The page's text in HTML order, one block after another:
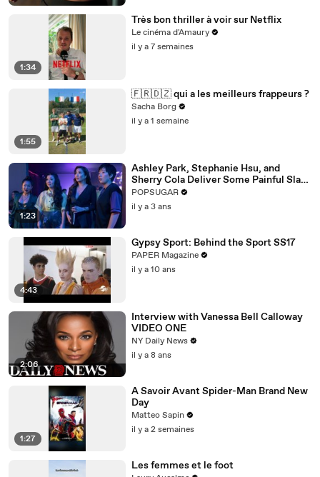
1:34
Très bon thriller à voir sur Netflix
Le cinéma d'Amaury
il y a 7 semaines
1:55
🇫🇷🇩🇿 qui a les meilleurs frappeurs ?
Sacha Borg
il y a 1 semaine
1:23
Ashley Park, Stephanie Hsu, and
Sherry Cola Deliver Some Painful Slaps
in Hilarious "Joy Ride" Clip
POPSUGAR
il y a 3 ans
4:43
Gypsy Sport: Behind the Sport SS17
PAPER Magazine
il y a 10 ans
2:06
Interview with Vanessa Bell Calloway
VIDEO ONE
NY Daily News
il y a 8 ans
1:27
A Savoir Avant Spider-Man Brand New
Day
Matteo Sapin
il y a 2 semaines
Les femmes et le foot